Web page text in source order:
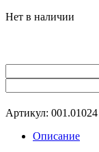
Нет в наличии
Артикул: 001.01024
Описание